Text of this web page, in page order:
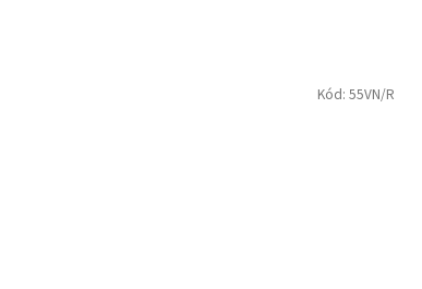
Kód: 55VN/R